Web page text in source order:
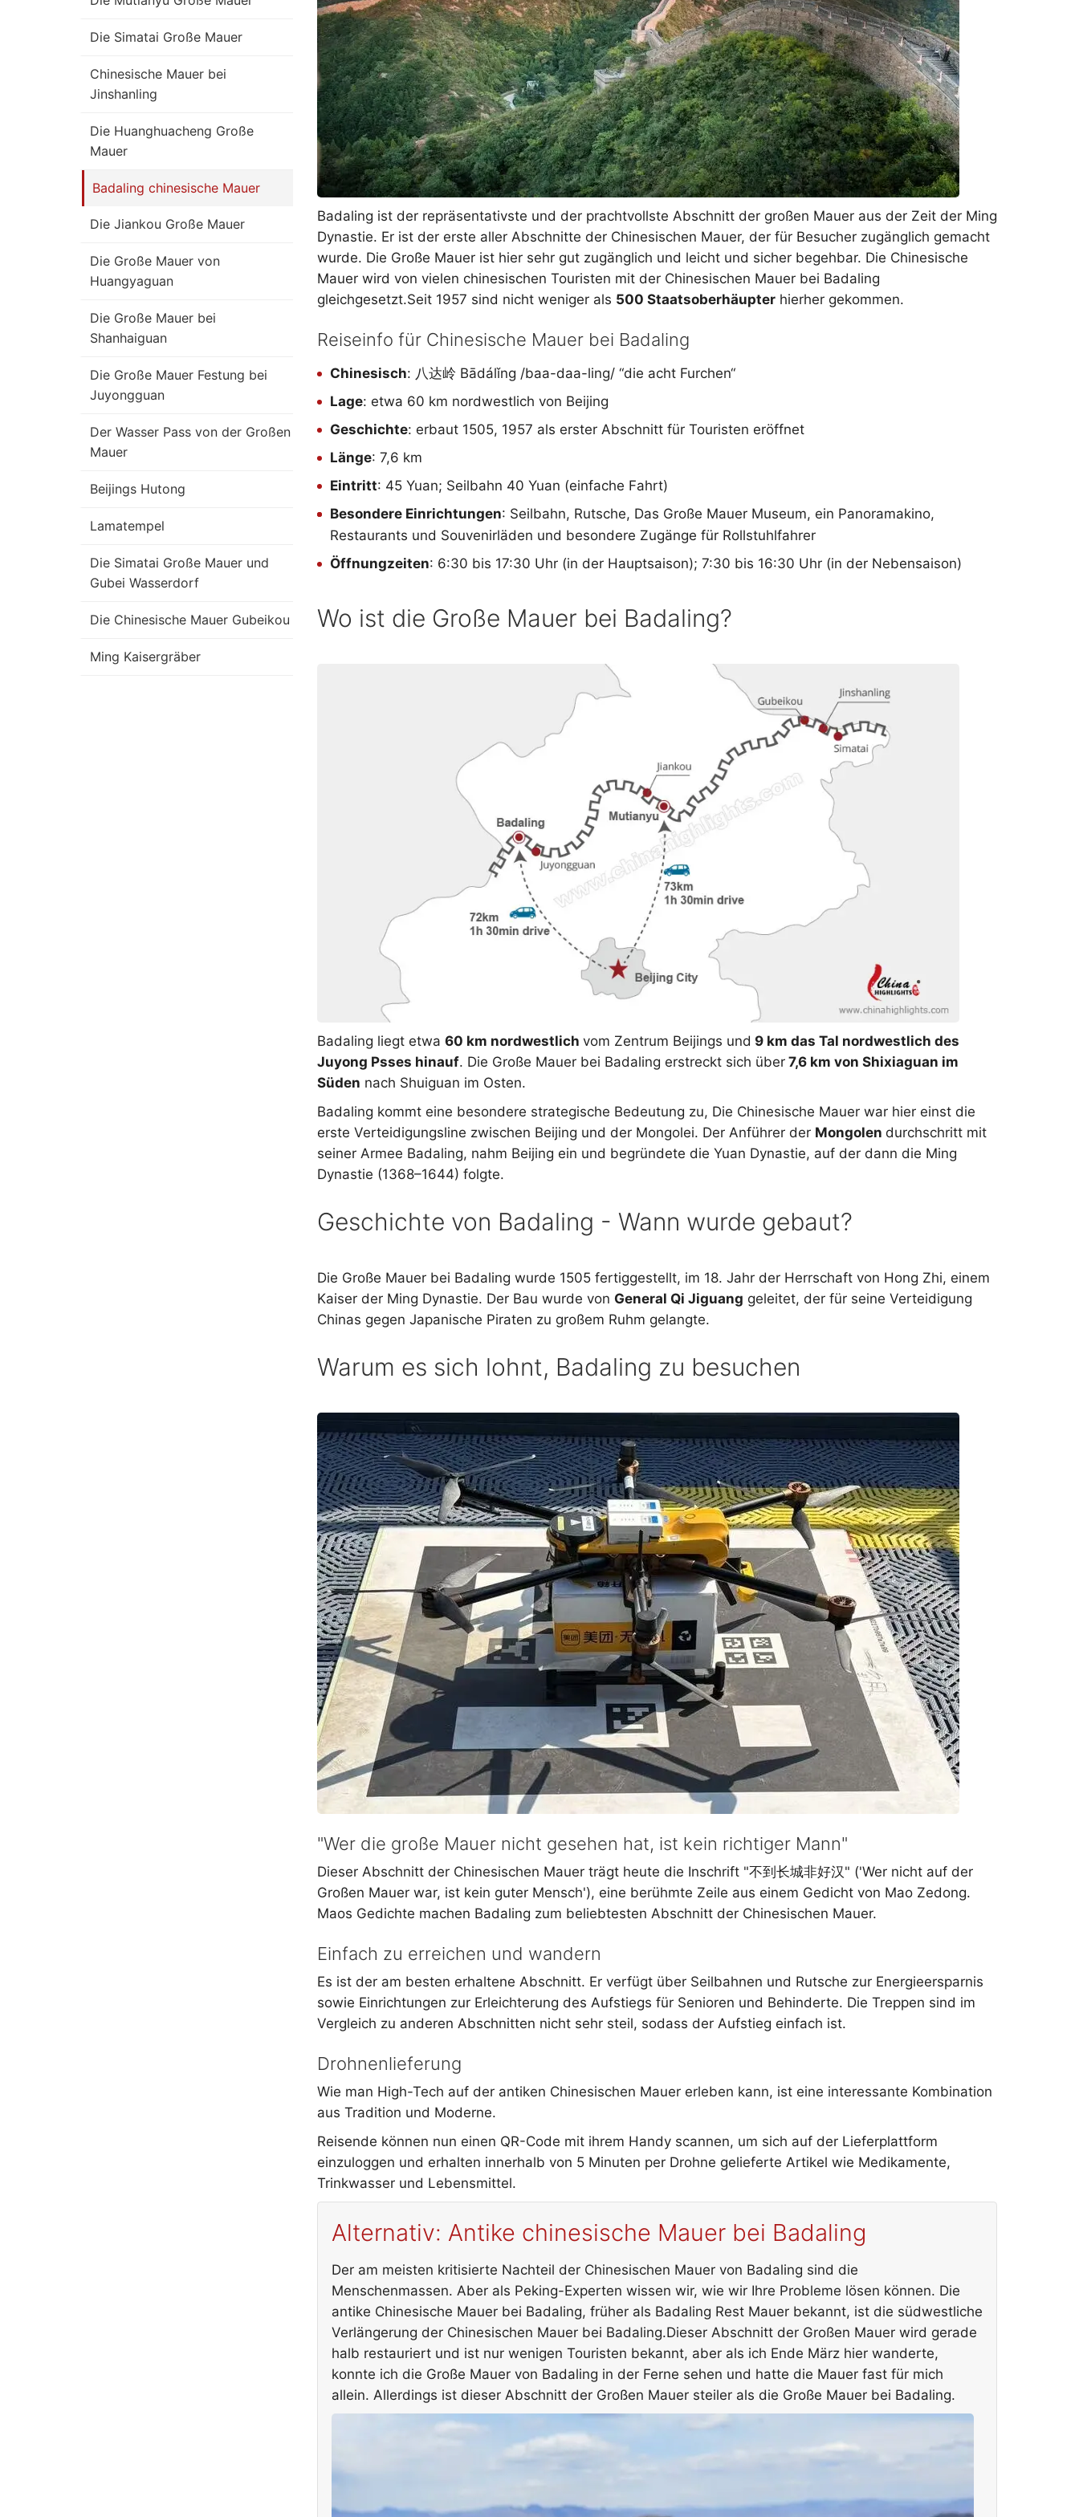
Beste Reisezeit
Wissenswertes vor der
China Einreise
Yangtze Kreuzfahrt Zhangjiajie Nationalpark Verbotene Stadt
Badaling ist der repräsentativste und der prachtvollste Abschnitt der großen Mauer aus der Zeit der Ming
Dynastie. Er ist der erste aller Abschnitte der Chinesischen Mauer, der für Besucher zugänglich gemacht
wurde. Die Große Mauer ist hier sehr gut zugänglich und leicht und sicher begehbar. Die Chinesische
Mauer wird von vielen chinesischen Touristen mit der Chinesischen Mauer bei Badaling
gleichgesetzt.Seit 1957 sind nicht weniger als 500 Staatsoberhäupterhierher gekommen.
Reiseinfo für Chinesische Mauer bei Badaling
Chinesisch: 八达岭 Bādálǐng /baa-daa-ling/ “die acht Furchen“
Lage: etwa 60 km nordwestlich von Beijing
Geschichte: erbaut 1505, 1957 als erster Abschnitt für Touristen eröffnet
Länge: 7,6 km
Eintritt: 45 Yuan; Seilbahn 40 Yuan (einfache Fahrt)
Besondere Einrichtungen: Seilbahn, Rutsche, Das Große Mauer Museum, ein Panoramakino,
Restaurants und Souvenirläden und besondere Zugänge für Rollstuhlfahrer
Öffnungzeiten: 6:30 bis 17:30 Uhr (in der Hauptsaison); 7:30 bis 16:30 Uhr (in der Nebensaison)
Wo ist die Große Mauer bei Badaling?
Badaling liegt etwa 60 km nordwestlich vom Zentrum Beijings und 9 km das Tal nordwestlich des
Juyong Psses hinauf. Die Große Mauer bei Badaling erstreckt sich über7,6 km von Shixiaguan im
Süden nach Shuiguan im Osten.
Badaling kommt eine besondere strategische Bedeutung zu, Die Chinesische Mauer war hier einst die
erste Verteidigungsline zwischen Beijing und der Mongolei. Der Anführer der Mongolen durchschritt mit
seiner Armee Badaling, nahm Beijing ein und begründete die Yuan Dynastie, auf der dann die Ming
Dynastie (1368–1644) folgte.
Geschichte von Badaling - Wann wurde gebaut?
Die Große Mauer bei Badaling wurde 1505 fertiggestellt, im 18. Jahr der Herrschaft von Hong Zhi, einem
Kaiser der Ming Dynastie. Der Bau wurde von General Qi Jiguang geleitet, der für seine Verteidigung
Chinas gegen Japanische Piraten zu großem Ruhm gelangte.
Warum es sich lohnt, Badaling zu besuchen
"Wer die große Mauer nicht gesehen hat, ist kein richtiger Mann"
Dieser Abschnitt der Chinesischen Mauer trägt heute die Inschrift "不到长城非好汉" ('Wer nicht auf der
Großen Mauer war, ist kein guter Mensch'), eine berühmte Zeile aus einem Gedicht von Mao Zedong.
Maos Gedichte machen Badaling zum beliebtesten Abschnitt der Chinesischen Mauer.
Einfach zu erreichen und wandern
Es ist der am besten erhaltene Abschnitt. Er verfügt über Seilbahnen und Rutsche zur Energieersparnis
sowie Einrichtungen zur Erleichterung des Aufstiegs für Senioren und Behinderte. Die Treppen sind im
Vergleich zu anderen Abschnitten nicht sehr steil, sodass der Aufstieg einfach ist.
Drohnenlieferung
Wie man High-Tech auf der antiken Chinesischen Mauer erleben kann, ist eine interessante Kombination
aus Tradition und Moderne.
Reisende können nun einen QR-Code mit ihrem Handy scannen, um sich auf der Lieferplattform
einzuloggen und erhalten innerhalb von 5 Minuten per Drohne gelieferte Artikel wie Medikamente,
Trinkwasser und Lebensmittel.
Alternativ: Antike chinesische Mauer bei Badaling
Der am meisten kritisierte Nachteil der Chinesischen Mauer von Badaling sind die
Menschenmassen. Aber als Peking-Experten wissen wir, wie wir Ihre Probleme lösen können. Die
antike Chinesische Mauer bei Badaling, früher als Badaling Rest Mauer bekannt, ist die südwestliche
Verlängerung der Chinesischen Mauer bei Badaling.Dieser Abschnitt der Großen Mauer wird gerade
halb restauriert und ist nur wenigen Touristen bekannt, aber als ich Ende März hier wanderte,
konnte ich die Große Mauer von Badaling in der Ferne sehen und hatte die Mauer fast für mich
allein. Allerdings ist dieser Abschnitt der Großen Mauer steiler als die Große Mauer bei Badaling.
Die Simatai Große Mauer
Chinesische Mauer bei
Jinshanling
Die Huanghuacheng Große
Mauer
Badaling chinesische Mauer
Die Jiankou Große Mauer
Die Große Mauer von
Huangyaguan
Die Große Mauer bei
Shanhaiguan
Die Große Mauer Festung bei
Juyongguan
Der Wasser Pass von der Großen
Mauer
Beijings Hutong
Lamatempel
Die Simatai Große Mauer und
Gubei Wasserdorf
Die Chinesische Mauer Gubeikou
Ming Kaisergräber